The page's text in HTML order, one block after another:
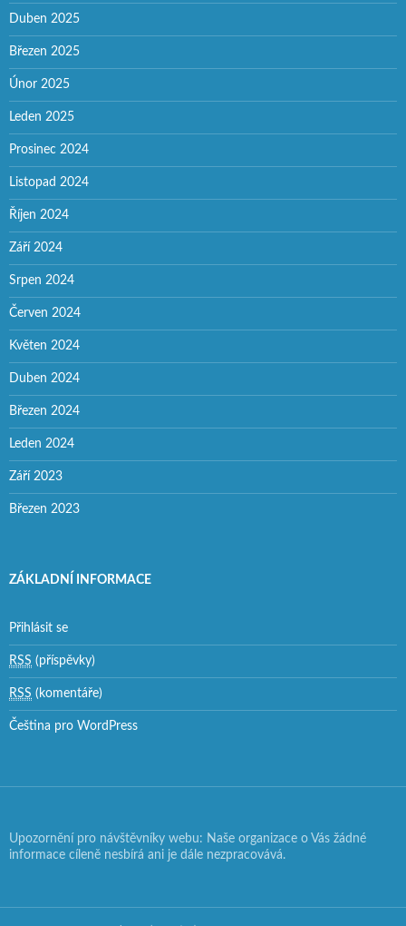
Duben 2025
Březen 2025
Únor 2025
Leden 2025
Prosinec 2024
Listopad 2024
Říjen 2024
Září 2024
Srpen 2024
Červen 2024
Květen 2024
Duben 2024
Březen 2024
Leden 2024
Září 2023
Březen 2023
ZÁKLADNÍ INFORMACE
Přihlásit se
RSS (příspěvky)
RSS (komentáře)
Čeština pro WordPress
Upozornění pro návštěvníky webu: Naše organizace o Vás žádné
informace cíleně nesbírá ani je dále nezpracovává.